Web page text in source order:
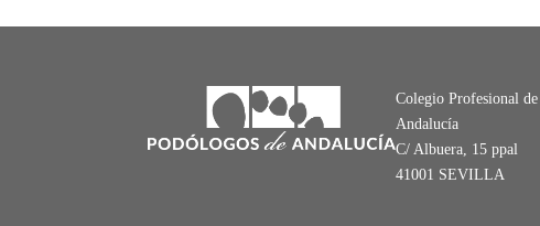
Colegio Profesional
Andalucía
C/ Albuera, 15 ppal
41001 SEVILLA